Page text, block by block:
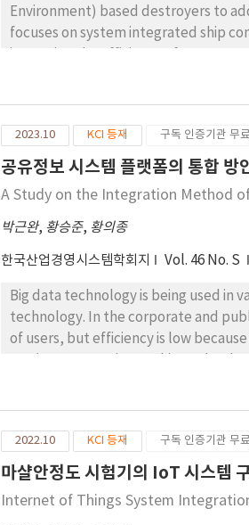
Environment) based destroyers to
focuses on system integrated ship
TSCE-based system integration
propose an architecture of TSCE
perspectives, verified through
integration in naval ship
crew operations. The findings are
2023.10 KCI 등재 구독 인증기관 무
공유정보 시스템 플랫폼의 통합 방
A Study on the Integration Method
박근완, 황승준, 황의종
한국산업경영시스템학회지 Vol. 46 No. S
Big data technology is being used
technology. In the corporate and
of users, but efficiency is low
information platform, the
2022.10 KCI 등재 구독 인증기관 무
마샬안정도 시험기의 IoT 시스템
Internet of Things System